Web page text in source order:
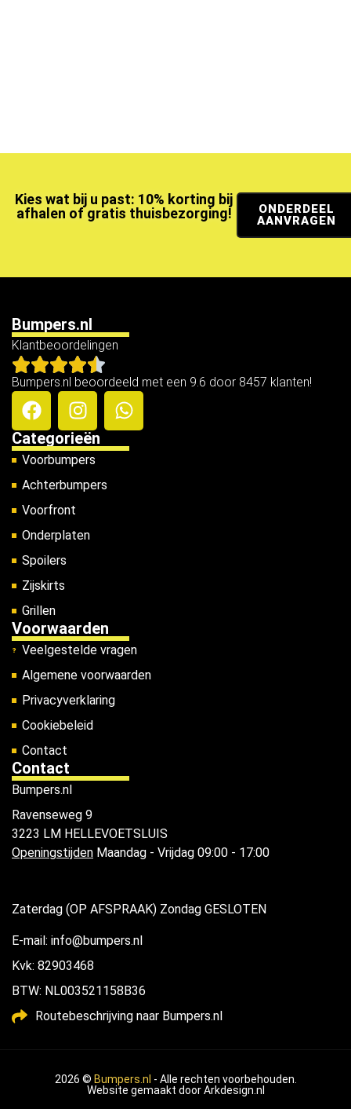
Kies wat bij u past: 10% korting bij
afhalen of gratis thuisbezorging!
ONDERDEEL
AANVRAGEN
Bumpers.nl
Klantbeoordelingen
Bumpers.nl beoordeeld met een 9.6 door 8457 klanten!
Categorieën
Voorbumpers
Achterbumpers
Voorfront
Onderplaten
Spoilers
Zijskirts
Grillen
Voorwaarden
Veelgestelde vragen
Algemene voorwaarden
Privacyverklaring
Cookiebeleid
Contact
Contact
Bumpers.nl
Ravenseweg 9
3223 LM HELLEVOETSLUIS
Openingstijden Maandag - Vrijdag 09:00 - 17:00
Zaterdag (OP AFSPRAAK) Zondag GESLOTEN
E-mail: info@bumpers.nl
Kvk: 82903468
BTW: NL003521158B36
Routebeschrijving naar Bumpers.nl
2026 © Bumpers.nl - Alle rechten voorbehouden.
Website gemaakt doorArkdesign.nl